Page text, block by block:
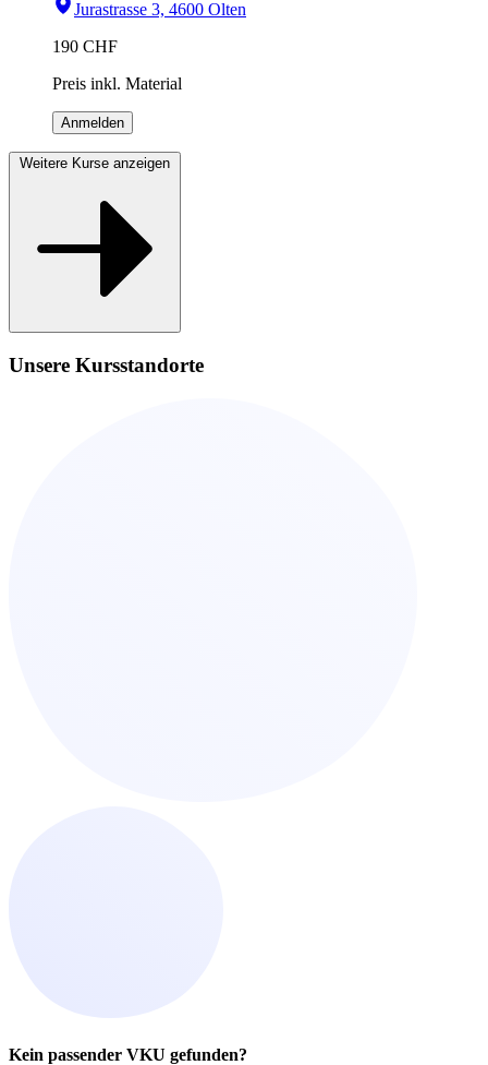
Jurastrasse 3, 4600 Olten
190 CHF
Preis inkl. Material
Anmelden
Weitere Kurse anzeigen
Unsere Kursstandorte
Kein passender VKU gefunden?